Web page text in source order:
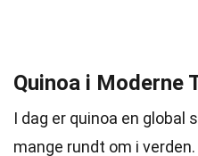
Quinoa i Moderne
I dag er quinoa en global
mange rundt om i verden.